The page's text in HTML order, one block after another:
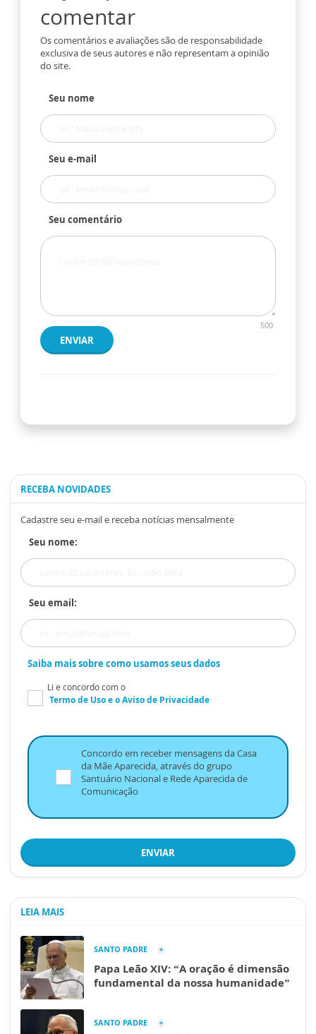
comentar
Os comentários e avaliações são de responsabilidade
exclusiva de seus autores e não representam a opinião
do site.
Seu nome
Seu e-mail
Seu comentário
500
ENVIAR
RECEBA NOVIDADES
Cadastre seu e-mail e receba notícias mensalmente
Seu nome:
Seu email:
Saiba mais sobre como usamos seus dados
Li e concordo com o
Termo de Usoe oAviso de Privacidade
Concordo em receber mensagens da Casa
da Mãe Aparecida, através do grupo
Santuário Nacional e Rede Aparecida de
Comunicação
ENVIAR
LEIA MAIS
SANTO PADRE
Papa Leão XIV: “A oração é dimensão
fundamental da nossa humanidade”
SANTO PADRE